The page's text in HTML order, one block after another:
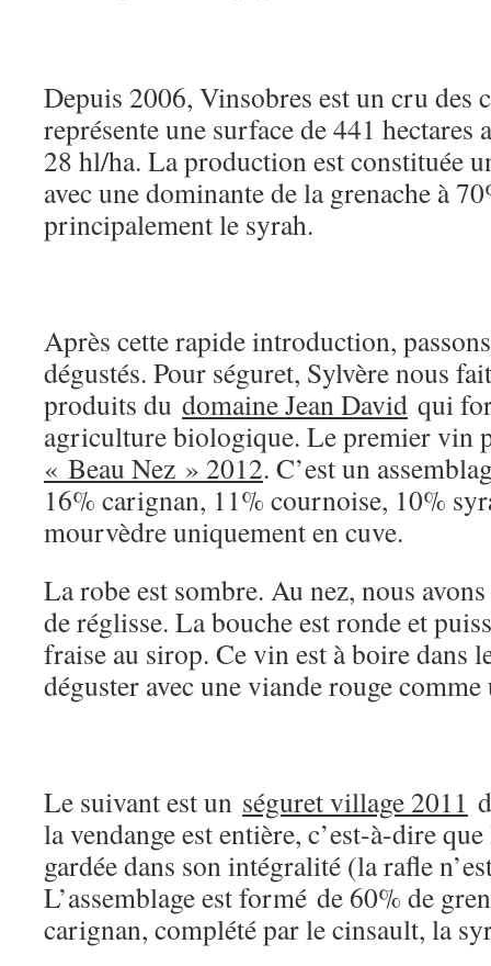
Depuis 2006, Vinsobres est un cru des
représente une surface de 441 hectares
28 hl/ha. La production est constituée
avec une dominante de la grenache à
principalement le syrah.
Après cette rapide introduction,
dégustés. Pour séguret, Sylvère nous
produits du domaine Jean David qui
agriculture biologique. Le premier vin
« Beau Nez » 2012. C’est un
16% carignan, 11% cournoise, 10%
mourvèdre uniquement en cuve.
La robe est sombre. Au nez, nous
de réglisse. La bouche est ronde et
fraise au sirop. Ce vin est à boire dans
déguster avec une viande rouge
Le suivant est un séguret village 2011
la vendange est entière, c’est-à-dire
gardée dans son intégralité (la rafle
L’assemblage est formé de 60% de
carignan, complété par le cinsault, la